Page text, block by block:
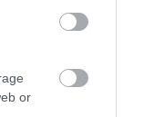
or
Fürdővárosok
még 2018